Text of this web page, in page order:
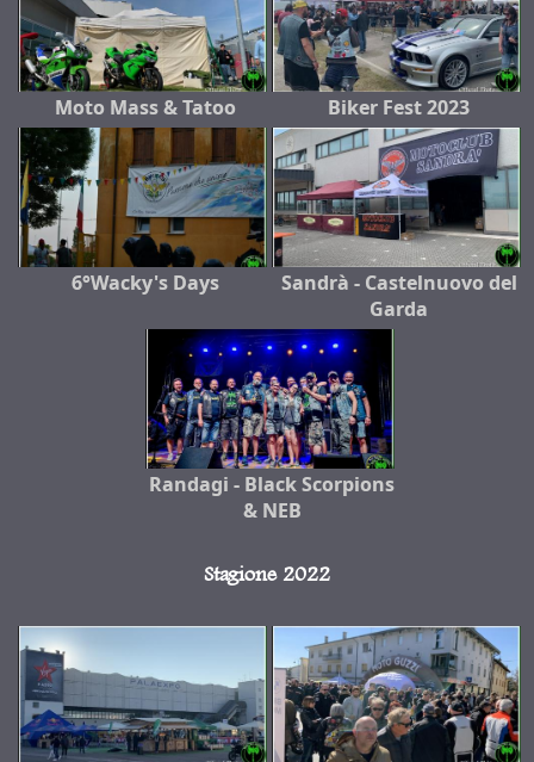
Moto Mass & Tatoo Biker Fest 2023
6°Wacky's Days
Sandrà - Castelnuovo del
Garda
Randagi - Black Scorpions
& NEB
Stagione 2022